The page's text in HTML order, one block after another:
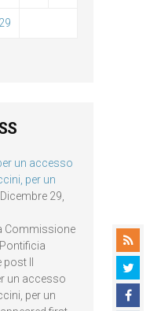
29
un accesso
per un
Dicembre 29,
Commissione
Il
un accesso
per un